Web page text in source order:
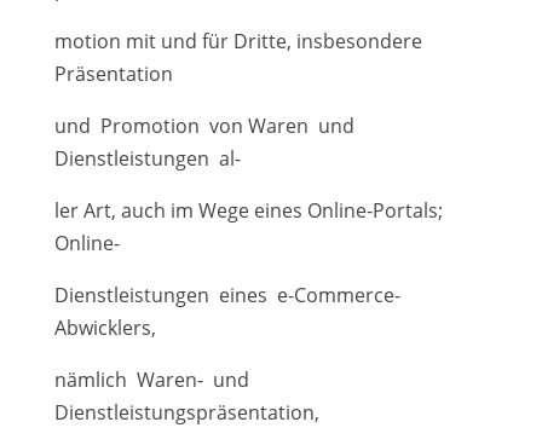
motion mit und für Dritte, insbesondere
Präsentation
und Promotion von Waren und
Dienstleistungen al-
ler Art, auch im Wege eines Online-Portals;
Online-
Dienstleistungen eines e-Commerce-
Abwicklers,
nämlich Waren- und
Dienstleistungspräsentation,